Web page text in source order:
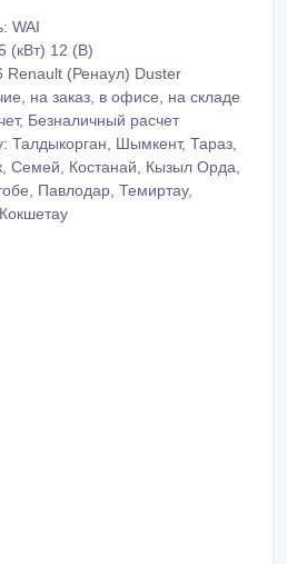
WAI
(кВт) 12 (B)
Renault (Ренаул) Duster
на заказ, в офисе, на складе
Безналичный расчет
Талдыкорган, Шымкент, Тараз,
Семей, Костанай, Кызыл Орда,
Павлодар, Темиртау,